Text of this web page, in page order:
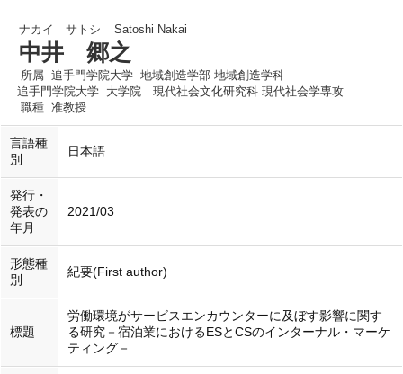
ナカイ サトシ Satoshi Nakai
中井 郷之
所属 追手門学院大学 地域創造学部 地域創造学科
追手門学院大学 大学院 現代社会文化研究科 現代社会学専攻
職種 准教授
言語種
別
日本語
発行・
発表の
年月
2021/03
形態種
別
紀要(First author)
標題
労働環境がサービスエンカウンターに及ぼす影響に関す
る研究－宿泊業におけるESとCSのインターナル・マーケ
ティング－